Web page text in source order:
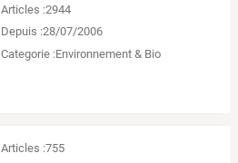
Articles :2944
Depuis :28/07/2006
Categorie :Environnement & Bio
Articles :755